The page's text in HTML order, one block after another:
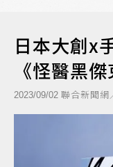
日本大創x
《怪醫黑
2023/09/02 聯合新聞網